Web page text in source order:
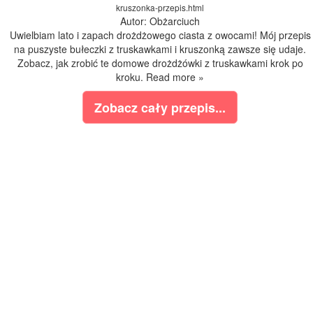
kruszonka-przepis.html
Autor: Obżarciuch
Uwielbiam lato i zapach drożdżowego ciasta z owocami! Mój przepis
na puszyste bułeczki z truskawkami i kruszonką zawsze się udaje.
Zobacz, jak zrobić te domowe drożdżówki z truskawkami krok po
kroku. Read more »
Zobacz cały przepis...